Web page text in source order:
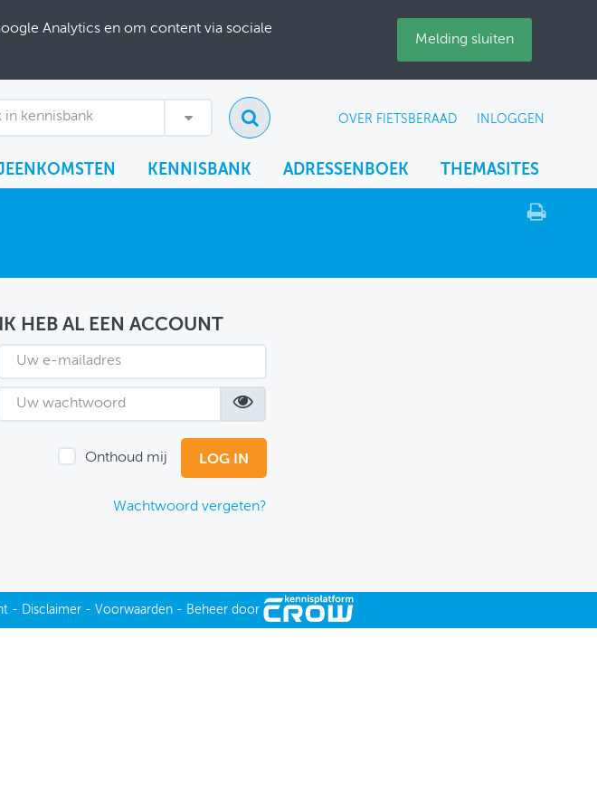
Analytics en om content via sociale
Melding sluiten
in kennisbank OVER FIETSBERAAD INLOGGEN
KENNISBANK ADRESSENBOEK THEMASITES
IK HEB AL EEN ACCOUNT
Onthoud mij
Wachtwoord vergeten?
- Disclaimer- Voorwaarden - Beheer door